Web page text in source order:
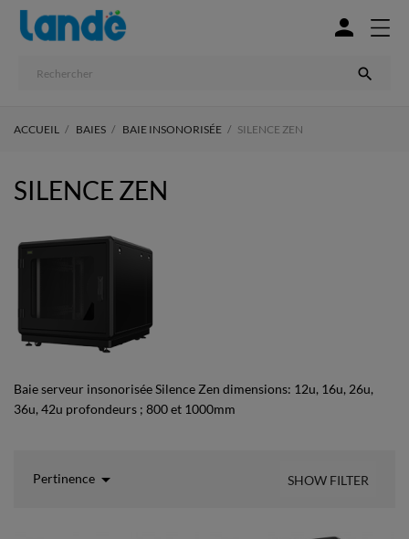


ACCUEIL BAIES BAIE INSONORISÉE SILENCE ZEN
SILENCE ZEN
Baie serveur insonorisée Silence Zen dimensions: 12u, 16u, 26u,
36u, 42u profondeurs ; 800 et 1000mm
Pertinence  SHOW FILTER